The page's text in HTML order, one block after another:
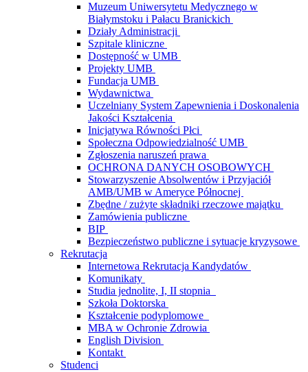
Muzeum Uniwersytetu Medycznego w
Białymstoku i Pałacu Branickich
Działy Administracji
Szpitale kliniczne
Dostępność w UMB
Projekty UMB
Fundacja UMB
Wydawnictwa
Uczelniany System Zapewnienia i Doskonalenia
Jakości Kształcenia
Inicjatywa Równości Płci
Społeczna Odpowiedzialność UMB
Zgłoszenia naruszeń prawa
OCHRONA DANYCH OSOBOWYCH
Stowarzyszenie Absolwentów i Przyjaciół
AMB/UMB w Ameryce Północnej
Zbędne / zużyte składniki rzeczowe majątku
Zamówienia publiczne
BIP
Bezpieczeństwo publiczne i sytuacje kryzysowe
Rekrutacja
Internetowa Rekrutacja Kandydatów
Komunikaty
Studia jednolite, I, II stopnia
Szkoła Doktorska
Kształcenie podyplomowe
MBA w Ochronie Zdrowia
English Division
Kontakt
Studenci